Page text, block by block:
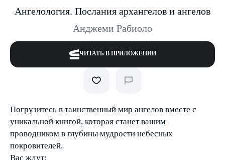
Ангелология. Послания архангелов и ангелов
Анджеми Рабиоло
ЧИТАТЬ В ПРИЛОЖЕНИИ
Погрузитесь в таинственный мир ангелов вместе с
уникальной книгой, которая станет вашим
проводником в глубины мудрости небесных
покровителей.
Вас ждут: